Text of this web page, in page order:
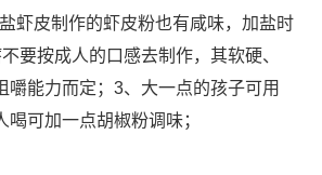
虾皮制作的虾皮粉也有咸味，加盐时
要按成人的口感去制作，其软硬、
嚼能力而定；3、大一点的孩子可用
可加一点胡椒粉调味；